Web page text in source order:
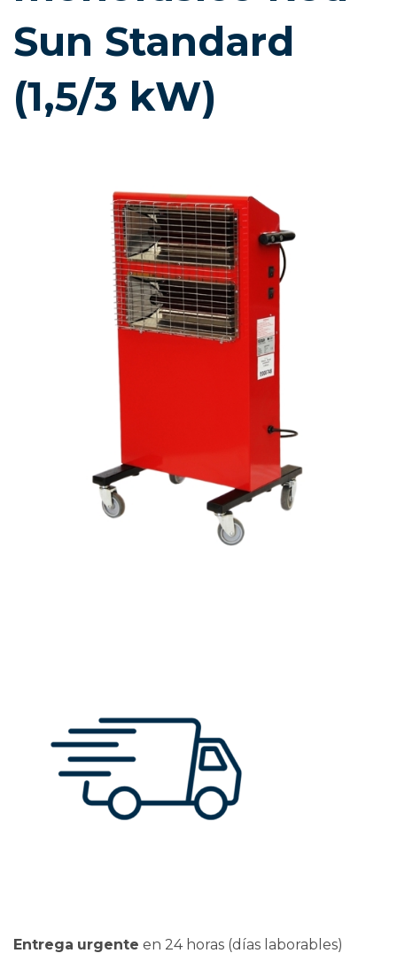
Sun Standard
(1,5/3 kW)
Entrega urgente en 24 horas (días laborables)